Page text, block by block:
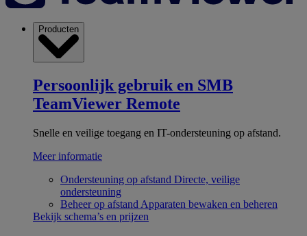
Producten
Persoonlijk gebruik en SMB
TeamViewer Remote
Snelle en veilige toegang en IT-ondersteuning op afstand.
Meer informatie
Ondersteuning op afstand Directe, veilige
ondersteuning
Beheer op afstand Apparaten bewaken en beheren
Bekijk schema’s en prijzen